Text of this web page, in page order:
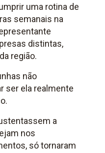
uma rotina de
semanais na
distintas,
região.
não
ser ela realmente
a
nos
só tornaram